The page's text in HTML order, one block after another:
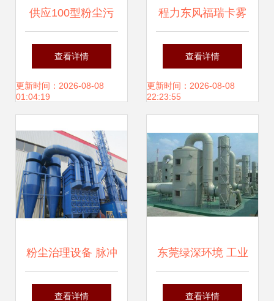
供应100型粉尘污
染治理设备 高效净
化与绿色生产的双
查看详情
更新时间：2026-08-08
01:04:19
程力东风福瑞卡雾
炮洒水车10方价格
及粉尘治理设备详
查看详情
更新时间：2026-08-08
22:23:55
粉尘治理设备 脉冲
滤筒式除尘器的清
查看详情
东莞绿深环境 工业
除尘设备与环境治
查看详情